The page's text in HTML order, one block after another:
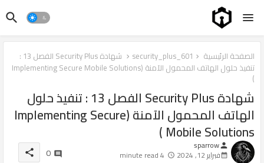
الصفحة الرئيسية security_plus_601
شهادة Security Plus الفصل 13 :
تنفيذ حلول الهاتف المحمول الآمنة (Implementing Secure Mobile Solutions
)
شهادة Security Plus الفصل 13 : تنفيذ حلول
الهاتف المحمول الآمنة (Implementing Secure
Mobile Solutions )
person
sparrow
فبراير 12, 2024 4 minute read
0
share